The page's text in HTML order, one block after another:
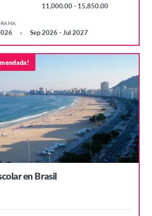
11,000.00 - 15,850.00
Sep 2026 - Jul 2027
en Brasil